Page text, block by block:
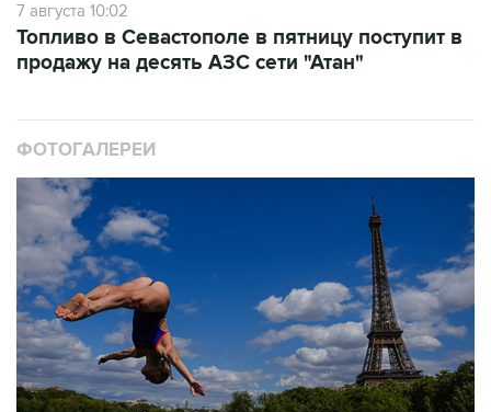
7 августа 10:02
Топливо в Севастополе в пятницу поступит в
продажу на десять АЗС сети "Атан"
ФОТОГАЛЕРЕИ